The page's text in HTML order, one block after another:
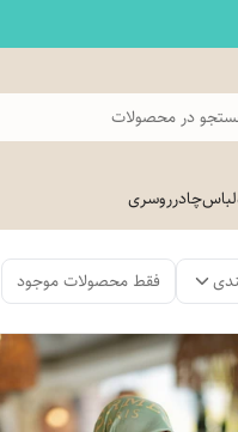
در محصولات
لباسچادرروسری
فقط محصولات موجود